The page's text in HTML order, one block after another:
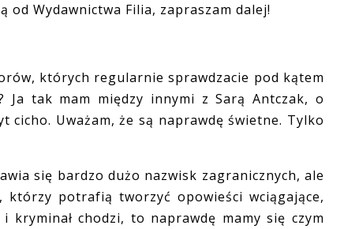
Wydawnictwa Filia, zapraszam dalej!
których regularnie sprawdzacie pod kątem
Ja tak mam między innymi z Sarą Antczak, o
cicho. Uważam, że są naprawdę świetne. Tylko
się bardzo dużo nazwisk zagranicznych, ale
którzy potrafią tworzyć opowieści wciągające,
chodzi, to naprawdę mamy się czym